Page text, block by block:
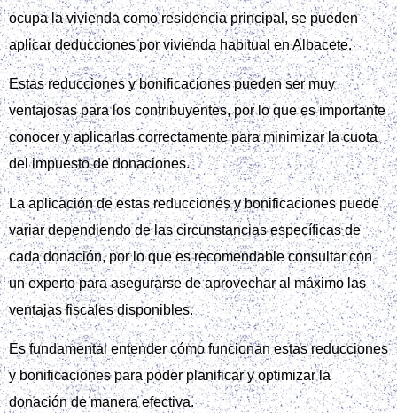
ocupa la vivienda como residencia principal, se pueden
aplicar deducciones por vivienda habitual en Albacete.
Estas reducciones y bonificaciones pueden ser muy
ventajosas para los contribuyentes, por lo que es importante
conocer y aplicarlas correctamente para minimizar la cuota
del impuesto de donaciones.
La aplicación de estas reducciones y bonificaciones puede
variar dependiendo de las circunstancias específicas de
cada donación, por lo que es recomendable consultar con
un experto para asegurarse de aprovechar al máximo las
ventajas fiscales disponibles.
Es fundamental entender cómo funcionan estas reducciones
y bonificaciones para poder planificar y optimizar la
donación de manera efectiva.